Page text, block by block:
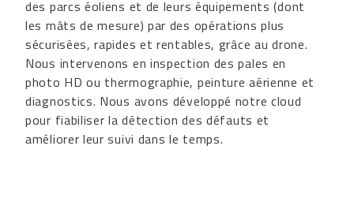
des parcs éoliens et de leurs équipements (dont
les mâts de mesure) par des opérations plus
sécurisées, rapides et rentables, grâce au drone.
Nous intervenons en inspection des pales en
photo HD ou thermographie, peinture aérienne et
diagnostics. Nous avons développé notre cloud
pour fiabiliser la détection des défauts et
améliorer leur suivi dans le temps.